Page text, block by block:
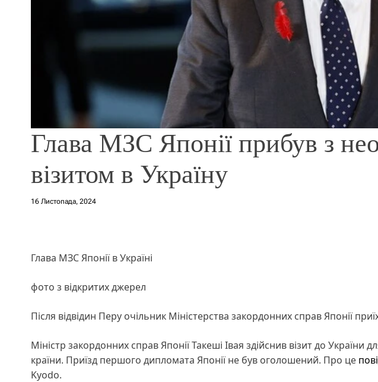
Глава МЗС Японії прибув з
візитом в Україну
16 Листопада, 2024
Глава МЗС Японії в Україні
фото з відкритих джерел
Після відвідин Перу очільник Міністерства закордонних справ Японії
Міністр закордонних справ Японії Такеші Івая здійснив візит до України
країни. Приїзд першого дипломата Японії не був оголошений. Про це
Kyodo.